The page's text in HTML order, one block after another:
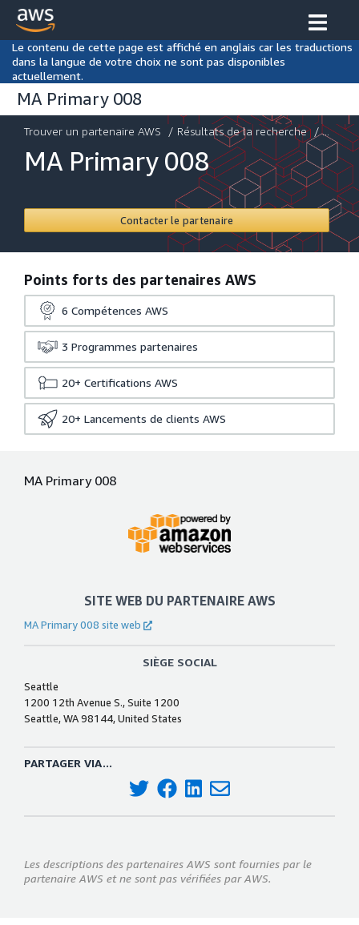
Le contenu de cette page est affiché en anglais car les traductions
dans la langue de votre choix ne sont pas disponibles
actuellement.
MA Primary 008
Trouver un partenaire AWS / Résultats de la recherche / ...
MA Primary 008
Contacter le partenaire
Points forts des partenaires AWS
6 Compétences AWS
3 Programmes partenaires
20+ Certifications AWS
20+ Lancements de clients AWS
MA Primary 008
SITE WEB DU PARTENAIRE AWS
MA Primary 008 site web
SIÈGE SOCIAL
Seattle
1200 12th Avenue S., Suite 1200
Seattle, WA 98144, United States
PARTAGER VIA...
Les descriptions des partenaires AWS sont fournies par le
partenaire AWS et ne sont pas vérifiées par AWS.